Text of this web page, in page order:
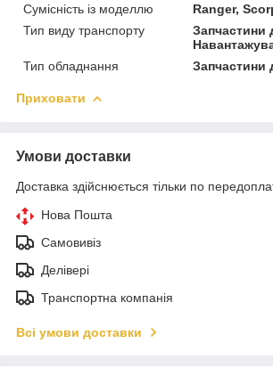
Сумісність із моделлю
Ranger,
Тип виду транспорту
Запчастини
Тип обладнання
Запчастини
Приховати
Умови доставки
Доставка здійснюється тільки по
Нова Пошта
Самовивіз
Делівері
Транспортна компанія
Всі умови доставки